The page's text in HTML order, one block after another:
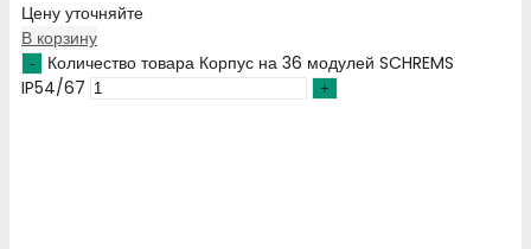
Цену уточняйте
В корзину
Количество товара Корпус на 36 модулей SCHREMS
IP54/67